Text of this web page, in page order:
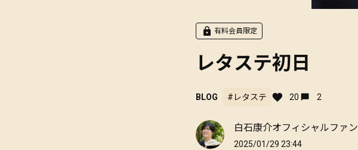
有料会員限定
レタステ初日
BLOG #レタステ 20 2
白石康介オフィシャルファ
2025/01/29 23:44